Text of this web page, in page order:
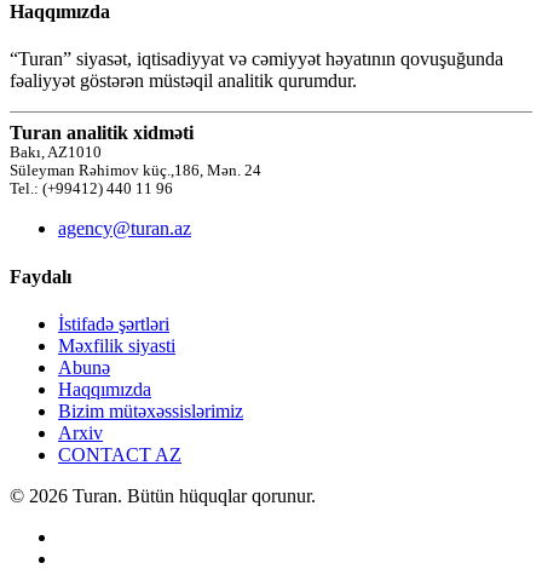
Haqqımızda
“Turan” siyasət, iqtisadiyyat və cəmiyyət həyatının qovuşuğunda
fəaliyyət göstərən müstəqil analitik qurumdur.
Turan analitik xidməti
Bakı, AZ1010
Süleyman Rəhimov küç.,186, Mən. 24
Tel.: (+99412) 440 11 96
agency@turan.az
Faydalı
İstifadə şərtləri
Məxfilik siyasti
Abunə
Haqqımızda
Bizim mütəxəssislərimiz
Arxiv
CONTACT AZ
© 2026 Turan. Bütün hüquqlar qorunur.